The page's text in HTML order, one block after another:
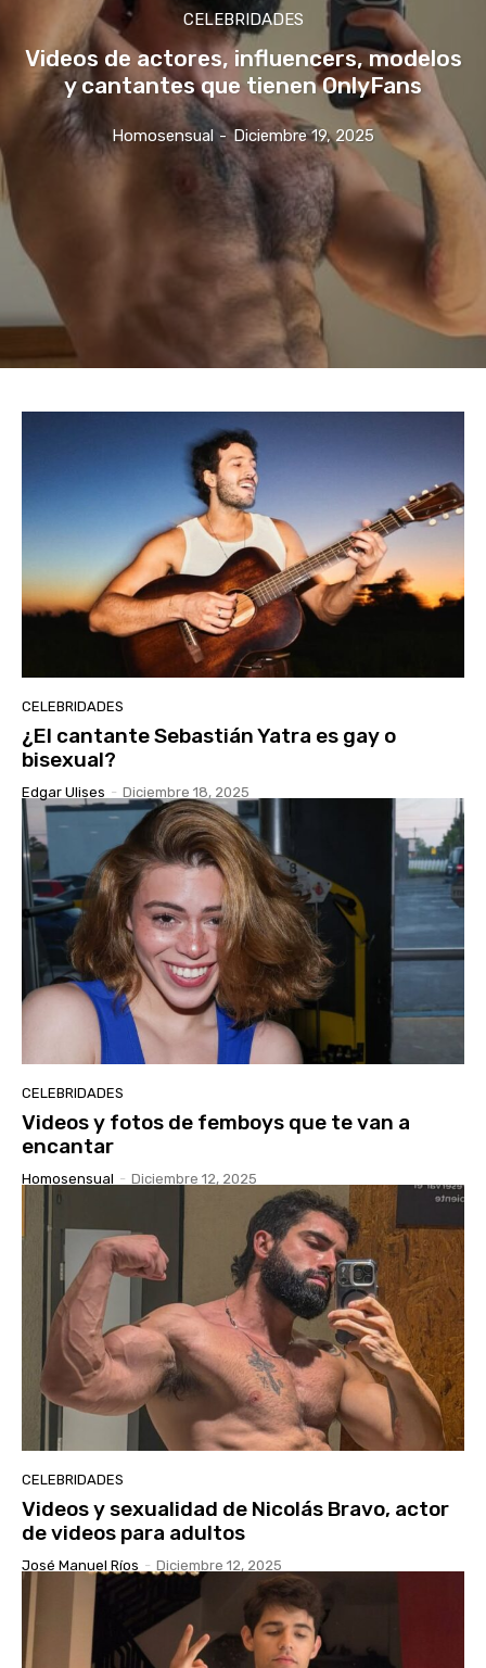
CELEBRIDADES
Videos de actores, influencers, modelos
y cantantes que tienen OnlyFans
Homosensual - Diciembre 19, 2025
CELEBRIDADES
¿El cantante Sebastián Yatra es gay o
bisexual?
Edgar Ulises - Diciembre 18, 2025
CELEBRIDADES
Videos y fotos de femboys que te van a
encantar
Homosensual - Diciembre 12, 2025
CELEBRIDADES
Videos y sexualidad de Nicolás Bravo, actor
de videos para adultos
José Manuel Ríos - Diciembre 12, 2025